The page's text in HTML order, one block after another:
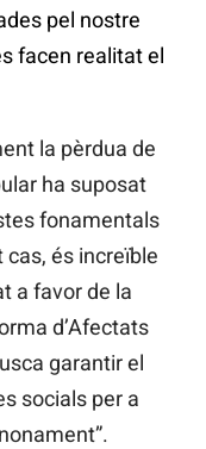
pel nostre
facen realitat el
la pèrdua de
ha suposat
fonamentals
cas, és increïble
a favor de la
d’Afectats
garantir el
socials per a